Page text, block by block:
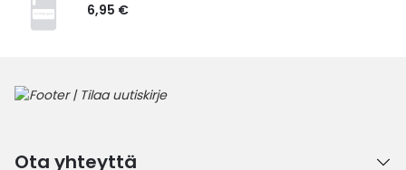
6,95 €
Ota yhteyttä